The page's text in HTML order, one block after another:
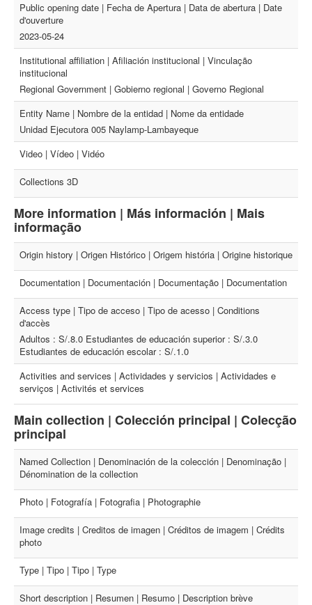
Public opening date | Fecha de Apertura | Data de abertura | Date
d'ouverture
2023-05-24
Institutional affiliation | Afiliación institucional | Vinculação
institucional
Regional Government | Gobierno regional | Governo Regional
Entity Name | Nombre de la entidad | Nome da entidade
Unidad Ejecutora 005 Naylamp-Lambayeque
Video | Vídeo | Vidéo
Collections 3D
More information | Más información | Mais
informação
Origin history | Origen Histórico | Origem história | Origine historique
Documentation | Documentación | Documentação | Documentation
Access type | Tipo de acceso | Tipo de acesso | Conditions
d'accès
Adultos : S/.8.0 Estudiantes de educación superior : S/.3.0
Estudiantes de educación escolar : S/.1.0
Activities and services | Actividades y servicios | Actividades e
serviços | Activités et services
Main collection | Colección principal | Colecção
principal
Named Collection | Denominación de la colección | Denominação |
Dénomination de la collection
Photo | Fotografía | Fotografia | Photographie
Image credits | Creditos de imagen | Créditos de imagem | Crédits
photo
Type | Tipo | Tipo | Type
Short description | Resumen | Resumo | Description brève